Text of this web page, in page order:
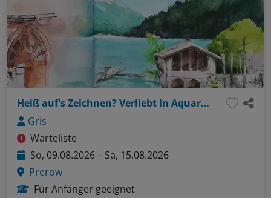
Heiß auf's Zeichnen? Verliebt in Aquarell?
Gris
Warteliste
So, 09.08.2026 – Sa, 15.08.2026
Prerow
Für Anfänger geeignet